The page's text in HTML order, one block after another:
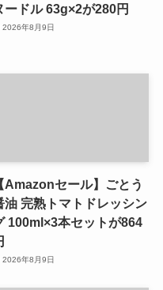
ードル 63g×2が280円
2026年8月9日
【Amazonセール】ごとう
油 完熟トマトドレッシン
100ml×3本セットが864
2026年8月9日